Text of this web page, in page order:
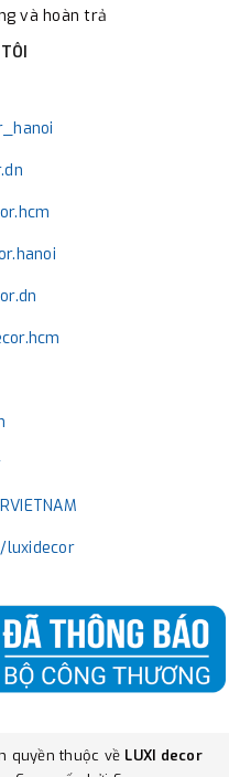
và hoàn trả
luxidecor
quyền thuộc về LUXI decor